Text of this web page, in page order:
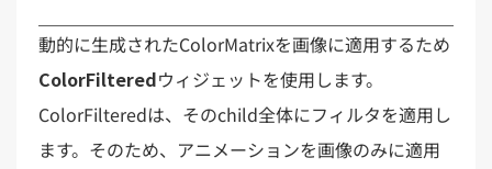
動的に生成されたColorMatrixを画像に適用するため
ColorFilteredウィジェットを使用します。
ColorFilteredは、そのchild全体にフィルタを適用し
ます。そのため、アニメーションを画像のみに適用